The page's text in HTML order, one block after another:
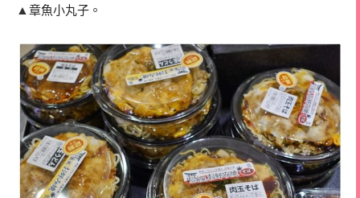
▲ 章魚小丸子。